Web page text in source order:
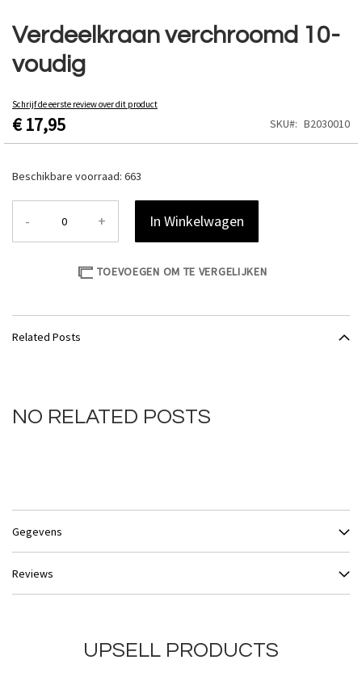
Verdeelkraan verchroomd 10-
voudig
Schrijf de eerste review over dit product
€ 17,95 SKU B2030010
Beschikbare voorraad: 663
- + In Winkelwagen
TOEVOEGEN OM TE VERGELIJKEN
naar
het
begin
van
afbeeldingen-
gallerij
Related Posts
NO RELATED POSTS
Gegevens
Reviews
UPSELL PRODUCTS